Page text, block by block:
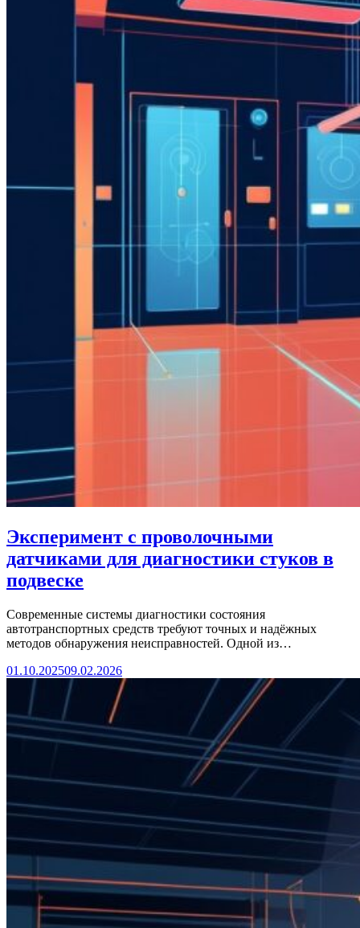
Эксперимент с проволочными
датчиками для диагностики стуков в
подвеске
Современные системы диагностики состояния
автотранспортных средств требуют точных и надёжных
методов обнаружения неисправностей. Одной из…
01.10.202509.02.2026